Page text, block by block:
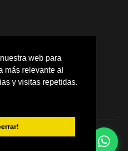
web para
más relevante al
y visitas repetidas.
metálicos. Todos los derechos